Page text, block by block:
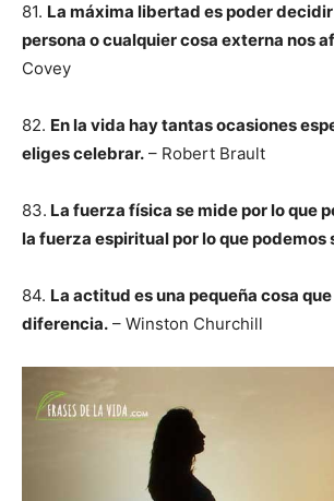
81. La máxima libertad es poder
persona o cualquier cosa externa nos
Covey
82. En la vida hay tantas ocasiones
eliges celebrar. – Robert Brault
83. La fuerza física se mide por lo que
la fuerza espiritual por lo que podemos
84. La actitud es una pequeña cosa
diferencia. – Winston Churchill